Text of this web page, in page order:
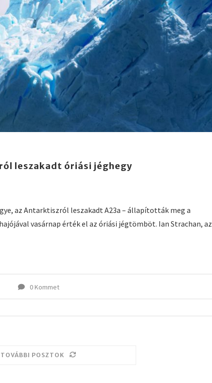
leszakadt óriási jéghegy
az Antarktiszról leszakadt A23a – állapították meg a
vasárnap érték el az óriási jégtömböt. Ian Strachan, az
0 Kommet
TOVÁBBI POSZTOK